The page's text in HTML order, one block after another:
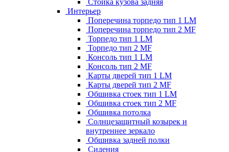
Стойка кузова задняя
Интерьер
Поперечина торпедо тип 1 LM
Поперечина торпедо тип 2 MF
Торпедо тип 1 LM
Торпедо тип 2 MF
Консоль тип 1 LM
Консоль тип 2 MF
Карты дверей тип 1 LM
Карты дверей тип 2 MF
Обшивка стоек тип 1 LM
Обшивка стоек тип 2 MF
Обшивка потолка
Солнцезащитный козырек и
внутреннее зеркало
Обшивка задней полки
Сидения